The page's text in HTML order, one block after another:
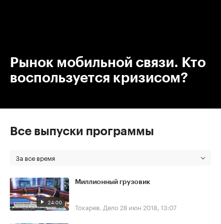
Рынок мобильной связи. Кто
воспользуется кризисом?
Все выпуски программы
За все время
24:00
Миллионный грузовик
Токарев. Дело 28 июн 2018, 13:07